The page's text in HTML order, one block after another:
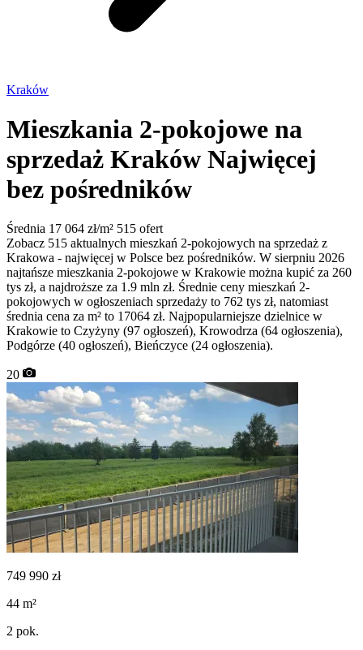
Kraków
Mieszkania 2-pokojowe na
sprzedaż Kraków Najwięcej
bez pośredników
Średnia 17 064 zł/m² 515 ofert
Zobacz 515 aktualnych mieszkań 2-pokojowych na sprzedaż z
Krakowa - najwięcej w Polsce bez pośredników. W sierpniu 2026
najtańsze mieszkania 2-pokojowe w Krakowie można kupić za 260
tys zł, a najdroższe za 1.9 mln zł. Średnie ceny mieszkań 2-
pokojowych w ogłoszeniach sprzedaży to 762 tys zł, natomiast
średnia cena za m² to 17064 zł. Najpopularniejsze dzielnice w
Krakowie to Czyżyny (97 ogłoszeń), Krowodrza (64 ogłoszenia),
Podgórze (40 ogłoszeń), Bieńczyce (24 ogłoszenia).
20
749 990 zł
44 m²
2 pok.